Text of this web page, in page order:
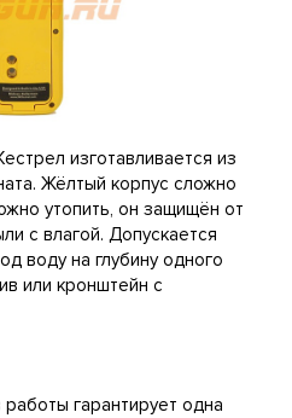
изготавливается из
Жёлтый корпус сложно
утопить, он защищён от
с влагой. Допускается
воду на глубину одного
или кронштейн с
гарантирует одна